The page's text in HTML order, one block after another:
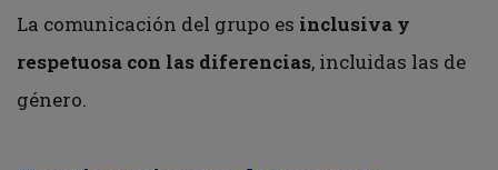
La comunicación del grupo es inclusiva y
respetuosa con las diferencias, incluidas las de
género.